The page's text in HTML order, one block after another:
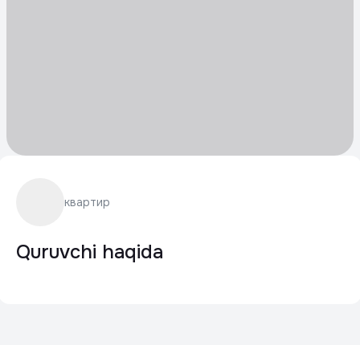
квартир
Quruvchi haqida